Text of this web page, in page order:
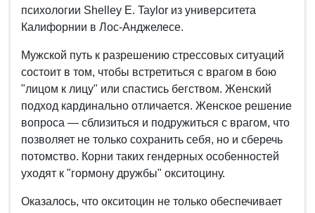
психологии Shelley E. Taylor из университета
Калифорнии в Лос-Анджелесе.
Мужской путь к разрешению стрессовых ситуаций
состоит в том, чтобы встретиться с врагом в бою
"лицом к лицу" или спастись бегством. Женский
подход кардинально отличается. Женское решение
вопроса — сблизиться и подружиться с врагом, что
позволяет не только сохранить себя, но и сберечь
потомство. Корни таких гендерных особенностей
уходят к "гормону дружбы" окситоцину.
Оказалось, что окситоцин не только обеспечивает